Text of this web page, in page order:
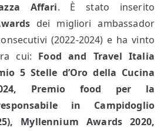
Affari. È stato inserito
dei migliori ambassador
(2022-2024) e ha vinto
cui: Food and Travel Italia
5 Stelle d’Oro della Cucina
Premio food per la
in Campidoglio
Myllennium Awards 2020,